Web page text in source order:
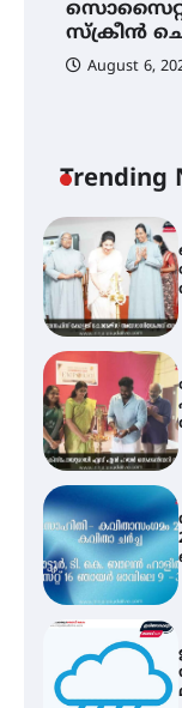
സ്‌ക്രീൻ
August 6,
Trending